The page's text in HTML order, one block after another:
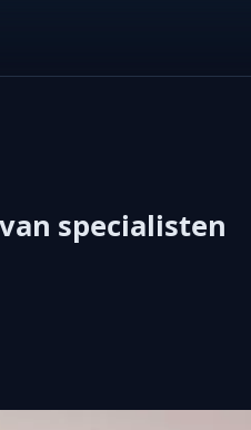
specialisten